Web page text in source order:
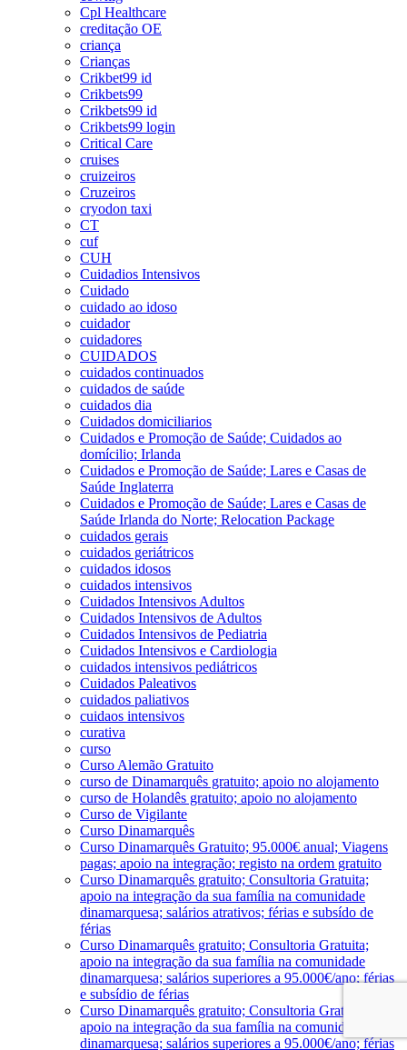
Cpl Healthcare
creditação OE
criança
Crianças
Crikbet99 id
Crikbets99
Crikbets99 id
Crikbets99 login
Critical Care
cruises
cruizeiros
Cruzeiros
cryodon taxi
CT
cuf
CUH
Cuidadios Intensivos
Cuidado
cuidado ao idoso
cuidador
cuidadores
CUIDADOS
cuidados continuados
cuidados de saúde
cuidados dia
Cuidados domiciliarios
Cuidados e Promoção de Saúde; Cuidados ao
domícilio; Irlanda
Cuidados e Promoção de Saúde; Lares e Casas de
Saúde Inglaterra
Cuidados e Promoção de Saúde; Lares e Casas de
Saúde Irlanda do Norte; Relocation Package
cuidados gerais
cuidados geriátricos
cuidados idosos
cuidados intensivos
Cuidados Intensivos Adultos
Cuidados Intensivos de Adultos
Cuidados Intensivos de Pediatria
Cuidados Intensivos e Cardiologia
cuidados intensivos pediátricos
Cuidados Paleativos
cuidados paliativos
cuidaos intensivos
curativa
curso
Curso Alemão Gratuito
curso de Dinamarquês gratuito; apoio no alojamento
curso de Holandês gratuito; apoio no alojamento
Curso de Vigilante
Curso Dinamarquês
Curso Dinamarquês Gratuito; 95.000€ anual; Viagens
pagas; apoio na integração; registo na ordem gratuito
Curso Dinamarquês gratuito; Consultoria Gratuita;
apoio na integração da sua família na comunidade
dinamarquesa; salários atrativos; férias e subsído de
férias
Curso Dinamarquês gratuito; Consultoria Gratuita;
apoio na integração da sua família na comunidade
dinamarquesa; salários superiores a 95.000€/ano; férias
e subsídio de férias
Curso Dinamarquês gratuito; Consultoria Gratuita;
apoio na integração da sua família na comunidade
dinamarquesa; salários superiores a 95.000€/ano; férias